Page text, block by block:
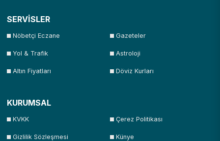
SERVİSLER
Nöbetçi Eczane Gazeteler
Yol & Trafik Astroloji
Altın Fiyatları Döviz Kurları
KURUMSAL
KVKK Çerez Politikası
Gizlilik Sözleşmesi Künye